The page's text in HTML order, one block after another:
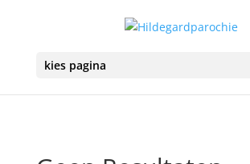
kies pagina